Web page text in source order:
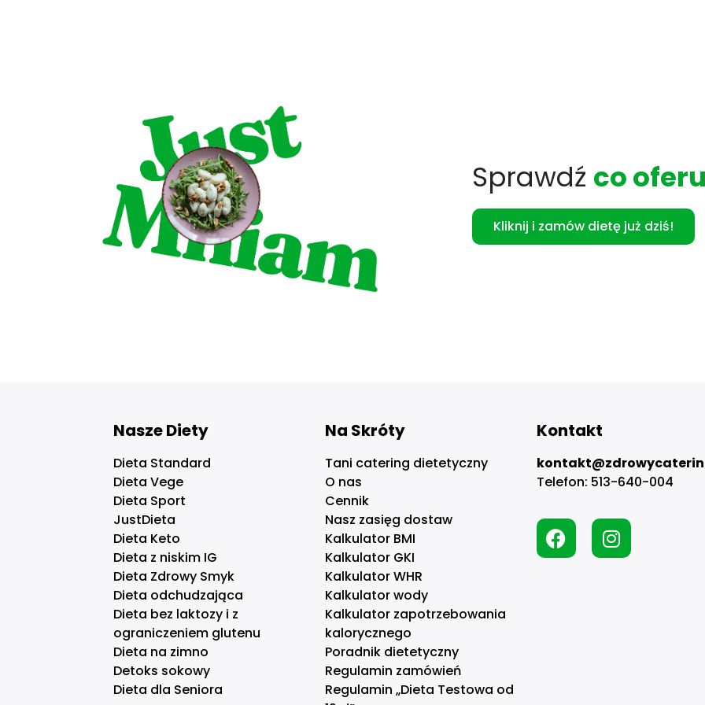
Sprawdź co
Kliknij i zamów dietę już dziś!
Nasze Diety
Dieta Standard
Dieta Vege
Dieta Sport
JustDieta
Dieta Keto
Dieta z niskim IG
Dieta Zdrowy Smyk
Dieta odchudzająca
Dieta bez laktozy i z
ograniczeniem glutenu
Dieta na zimno
Detoks sokowy
Dieta dla Seniora
Na Skróty
Tani catering dietetyczny
O nas
Cennik
Nasz zasięg dostaw
Kalkulator BMI
Kalkulator GKI
Kalkulator WHR
Kalkulator wody
Kalkulator zapotrzebowania
kalorycznego
Poradnik dietetyczny
Regulamin zamówień
Regulamin „Dieta Testowa od
Kontakt
Telefon: 513-640-004